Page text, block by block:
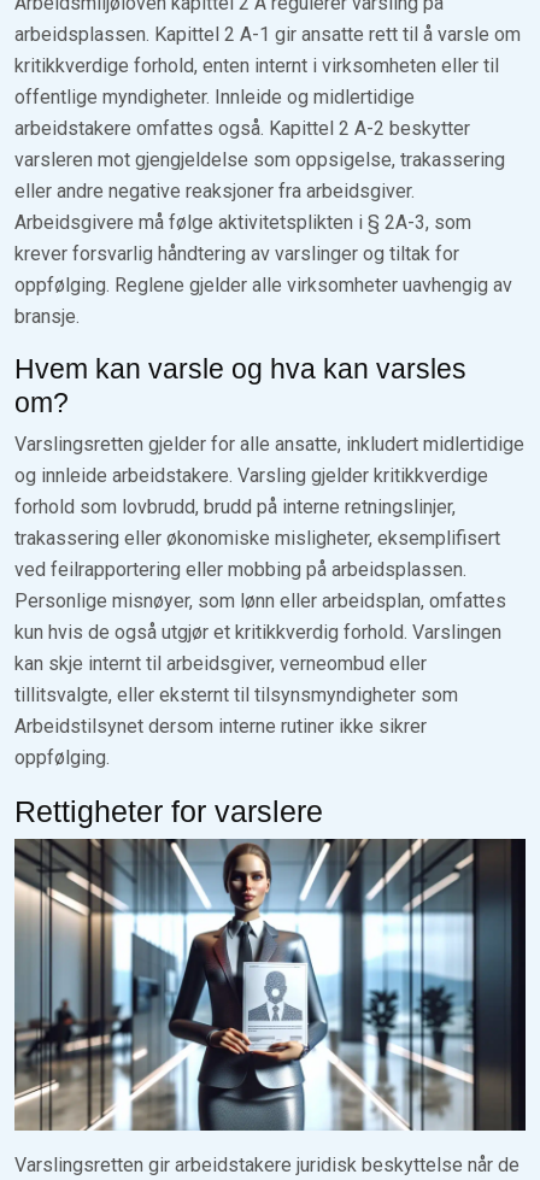
arbeidsplassen. Kapittel 2 A-1 gir ansatte rett til å varsle om
kritikkverdige forhold, enten internt i virksomheten eller til
offentlige myndigheter. Innleide og midlertidige
arbeidstakere omfattes også. Kapittel 2 A-2 beskytter
varsleren mot gjengjeldelse som oppsigelse, trakassering
eller andre negative reaksjoner fra arbeidsgiver.
Arbeidsgivere må følge aktivitetsplikten i § 2A-3, som
krever forsvarlig håndtering av varslinger og tiltak for
oppfølging. Reglene gjelder alle virksomheter uavhengig av
bransje.
Hvem kan varsle og hva kan varsles
om?
Varslingsretten gjelder for alle ansatte, inkludert midlertidige
og innleide arbeidstakere. Varsling gjelder kritikkverdige
forhold som lovbrudd, brudd på interne retningslinjer,
trakassering eller økonomiske misligheter, eksemplifisert
ved feilrapportering eller mobbing på arbeidsplassen.
Personlige misnøyer, som lønn eller arbeidsplan, omfattes
kun hvis de også utgjør et kritikkverdig forhold. Varslingen
kan skje internt til arbeidsgiver, verneombud eller
tillitsvalgte, eller eksternt til tilsynsmyndigheter som
Arbeidstilsynet dersom interne rutiner ikke sikrer
oppfølging.
Rettigheter for varslere
Varslingsretten gir arbeidstakere juridisk beskyttelse når de